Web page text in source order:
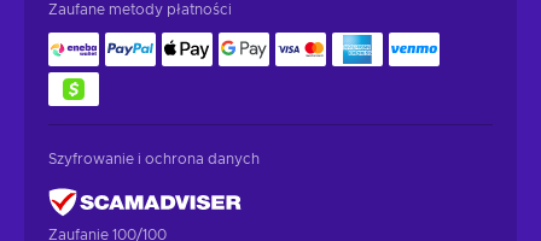
Zaufane metody płatności
Szyfrowanie i ochrona danych
Zaufanie 100/100